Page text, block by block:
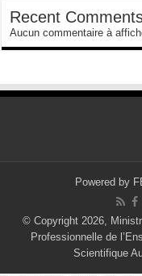
Recent
Aucun commentaire à
Powered by
© Copyright 2026,
Professionnelle de
Scientifique